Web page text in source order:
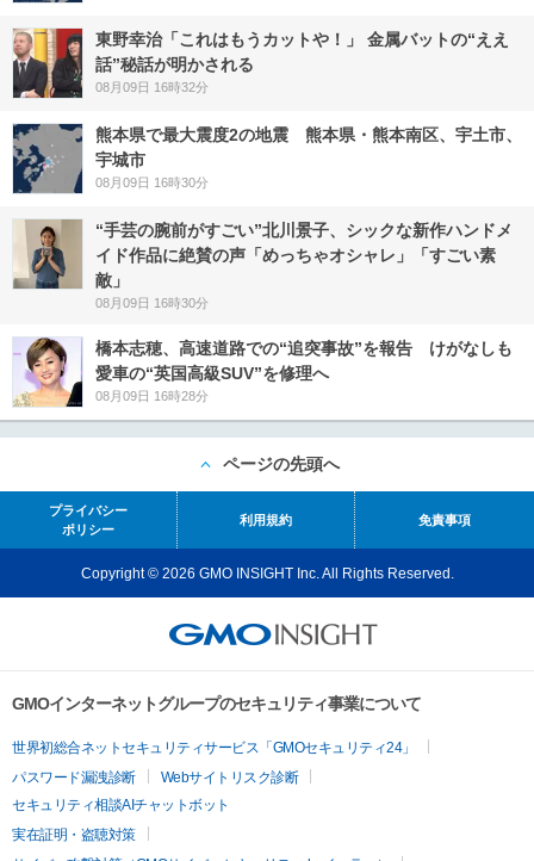
東野幸治「これはもうカットや！」 金属バットの“ええ
話”秘話が明かされる
08月09日 16時32分
熊本県で最大震度2の地震 熊本県・熊本南区、宇土市、
宇城市
08月09日 16時30分
“手芸の腕前がすごい”北川景子、シックな新作ハンドメ
イド作品に絶賛の声「めっちゃオシャレ」「すごい素
敵」
08月09日 16時30分
橋本志穂、高速道路での“追突事故”を報告 けがなしも
愛車の“英国高級SUV”を修理へ
08月09日 16時28分
ページの先頭へ
プライバシー
ポリシー
利用規約 免責事項
Copyright © 2026 GMO INSIGHT Inc. All Rights Reserved.
GMOインターネットグループのセキュリティ事業について
世界初総合ネットセキュリティサービス「GMOセキュリティ24」
パスワード漏洩診断
Webサイトリスク診断
セキュリティ相談AIチャットボット
実在証明・盗聴対策